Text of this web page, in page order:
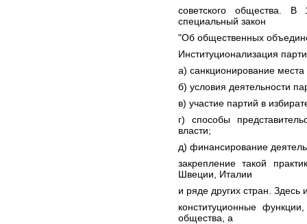
советского общества.
специальный закон
"Об общественных
Институционализация
а) санкционирование
б) условия деятельности
в) участие партий в
г) способы
власти;
д) финансирование
закрепление такой
Швеции, Италии
и ряде других стран. Здесь
конституционные
общества, а